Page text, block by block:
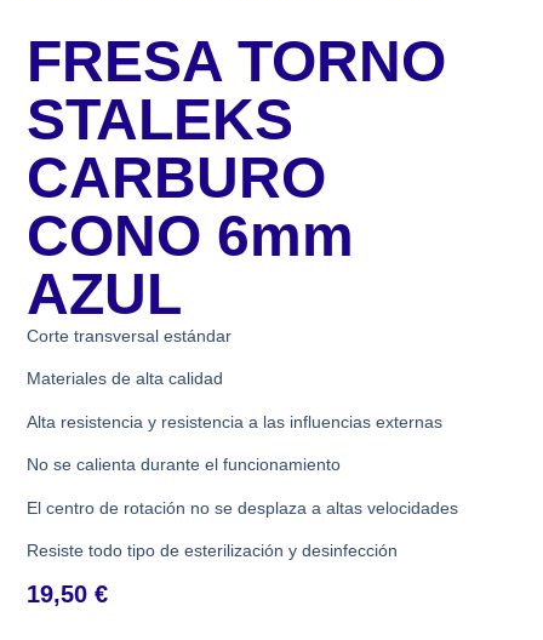
FRESA TORNO
STALEKS
CARBURO
CONO 6mm
AZUL
Corte transversal estándar
Materiales de alta calidad
Alta resistencia y resistencia a las influencias externas
No se calienta durante el funcionamiento
El centro de rotación no se desplaza a altas velocidades
Resiste todo tipo de esterilización y desinfección
19,50€